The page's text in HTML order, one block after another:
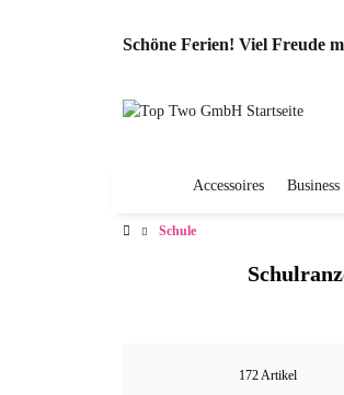
Schöne Ferien! Viel Freude
Accessoires Business
Schule
172 Artikel